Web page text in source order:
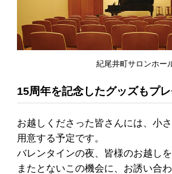
紀尾井町サロンホー
15周年を記念したグッズもプ
お越しくださった皆さんには、小
用意する予定です。
バレンタインの夜、皆様のお越しを
またとないこの機会に、お誘い合